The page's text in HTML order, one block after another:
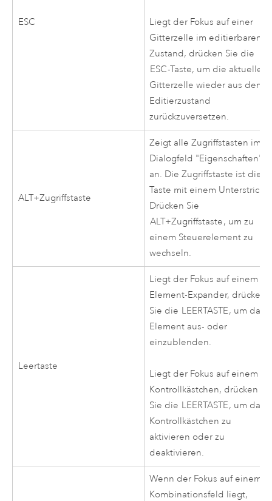
ESC
Liegt der Fokus auf einer
Gitterzelle im editierbaren
Zustand, drücken Sie die
ESC-Taste, um die aktuelle
Gitterzelle wieder aus dem
Editierzustand
zurückzuversetzen.
ALT+Zugriffstaste
Zeigt alle Zugriffstasten im
Dialogfeld "Eigenschaften"
an. Die Zugriffstaste ist die
Taste mit einem Unterstrich.
Drücken Sie
ALT+Zugriffstaste, um zu
einem Steuerelement zu
wechseln.
Leertaste
Liegt der Fokus auf einem
Element-Expander, drücken
Sie die LEERTASTE, um das
Element aus- oder
einzublenden.
Liegt der Fokus auf einem
Kontrollkästchen, drücken
Sie die LEERTASTE, um das
Kontrollkästchen zu
aktivieren oder zu
deaktivieren.
Wenn der Fokus auf einem
Kombinationsfeld liegt,